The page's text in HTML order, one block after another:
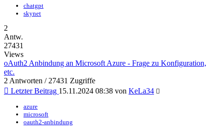
chatgpt
skynet
2
Antw.
27431
Views
oAuth2 Anbindung an Microsoft Azure - Frage zu Konfiguration,
etc.
2 Antworten / 27431 Zugriffe
Letzter Beitrag 15.11.2024 08:38 von KeLa34
azure
microsoft
oauth2-anbindung